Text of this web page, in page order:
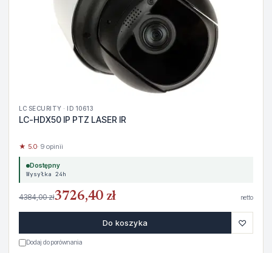
LC SECURITY · ID 10613
LC-HDX50 IP PTZ LASER IR
★ 5.0· 9 opinii
Dostępny
Wysyłka 24h
4384,00 zł3726,40 zł netto
Do koszyka ♡
Dodaj do porównania